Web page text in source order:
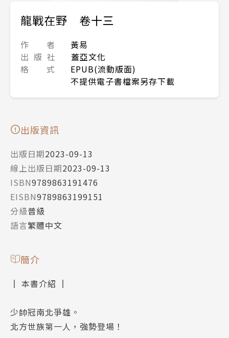
龍戰在野 卷十三
作 者
黃易
出 版 社
蓋亞文化
格 式
EPUB(流動版面)
不提供電子書檔案另存下載
出版資訊
出版日期2023-09-13
線上出版日期2023-09-13
ISBN9789863191476
EISBN9789863199151
分級普級
語言繁體中文
簡介
║ 本書介紹 ║
少帥冠南北爭雄。
北方世族第一人，強勢登場！